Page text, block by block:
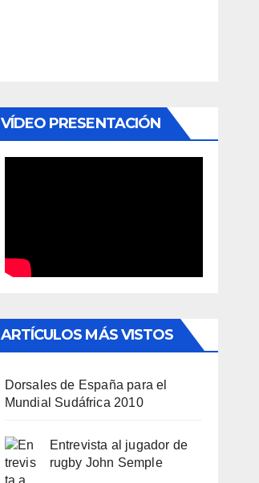
VÍDEO PRESENTACIÓN
ARTÍCULOS MÁS VISTOS
Dorsales de España para el
Mundial Sudáfrica 2010
Entrevista al jugador de
rugby John Semple